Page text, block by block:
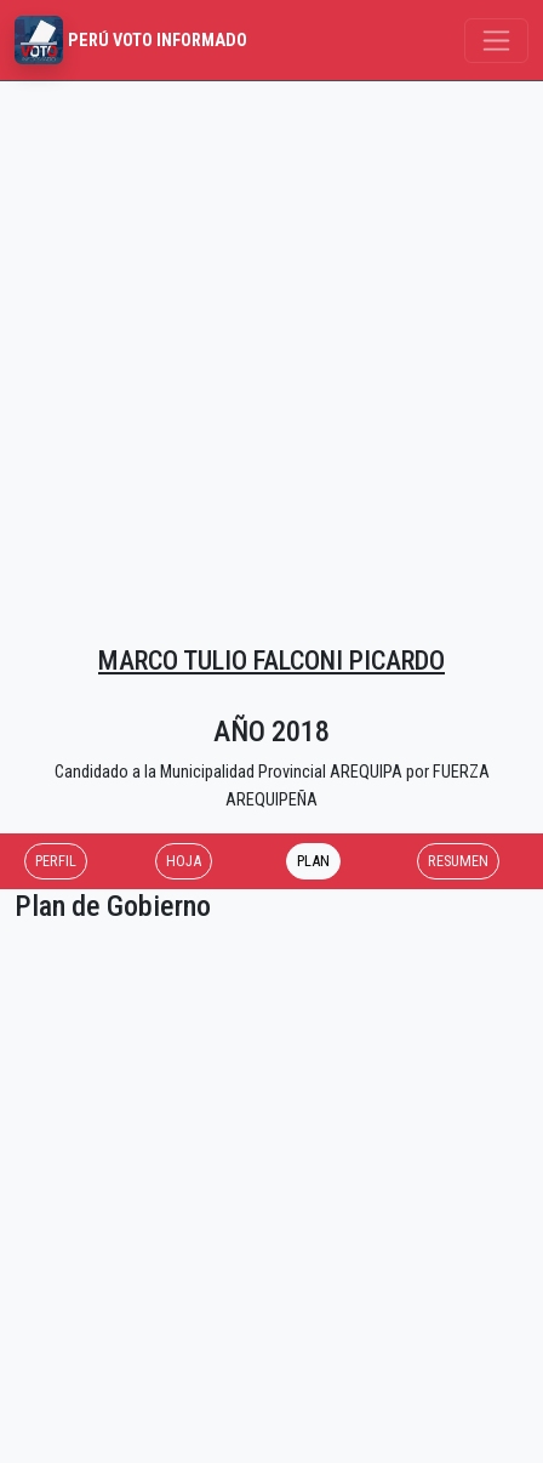
PERÚ VOTO INFORMADO
MARCO TULIO FALCONI PICARDO
AÑO 2018
Candidado a la Municipalidad Provincial AREQUIPA por FUERZA
AREQUIPEÑA
PERFIL HOJA PLAN RESUMEN
Plan de Gobierno